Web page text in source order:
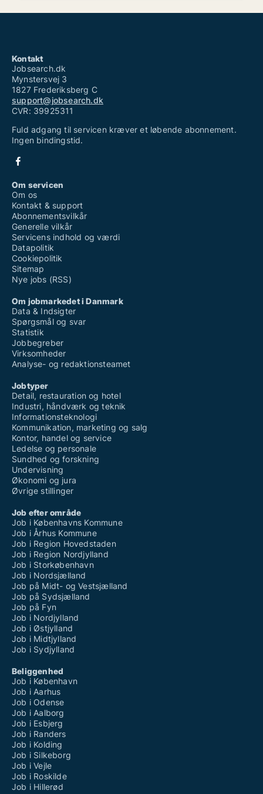
Kontakt
Jobsearch.dk
Mynstersvej 3
1827 Frederiksberg C
support@jobsearch.dk
CVR: 39925311
Fuld adgang til servicen kræver et løbende abonnement.
Ingen bindingstid.
Om servicen
Om os
Kontakt & support
Abonnementsvilkår
Generelle vilkår
Servicens indhold og værdi
Datapolitik
Cookiepolitik
Sitemap
Nye jobs (RSS)
Om jobmarkedet i Danmark
Data & Indsigter
Spørgsmål og svar
Statistik
Jobbegreber
Virksomheder
Analyse- og redaktionsteamet
Jobtyper
Detail, restauration og hotel
Industri, håndværk og teknik
Informationsteknologi
Kommunikation, marketing og salg
Kontor, handel og service
Ledelse og personale
Sundhed og forskning
Undervisning
Økonomi og jura
Øvrige stillinger
Job efter område
Job i Københavns Kommune
Job i Århus Kommune
Job i Region Hovedstaden
Job i Region Nordjylland
Job i Storkøbenhavn
Job i Nordsjælland
Job på Midt- og Vestsjælland
Job på Sydsjælland
Job på Fyn
Job i Nordjylland
Job i Østjylland
Job i Midtjylland
Job i Sydjylland
Beliggenhed
Job i København
Job i Aarhus
Job i Odense
Job i Aalborg
Job i Esbjerg
Job i Randers
Job i Kolding
Job i Silkeborg
Job i Vejle
Job i Roskilde
Job i Hillerød